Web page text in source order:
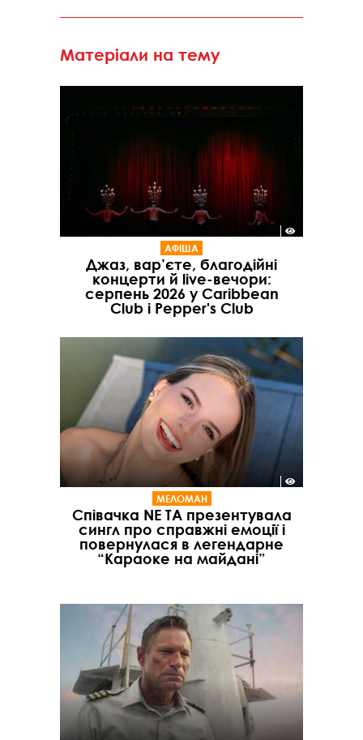
Матеріали на тему
АФІША
Джаз, вар’єте, благодійні
концерти й live-вечори:
серпень 2026 у Caribbean
Club і Pepper's Club
МЕЛОМАН
Співачка NE TA презентувала
сингл про справжні емоції і
повернулася в легендарне
“Караоке на майдані”